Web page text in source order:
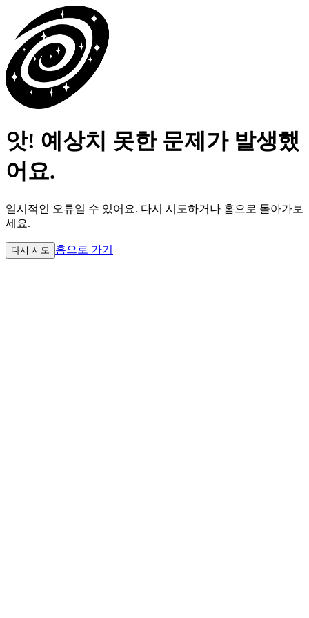
앗! 예상치 못한 문제가 발생했
어요.
일시적인 오류일 수 있어요. 다시 시도하거나 홈으로 돌아가보
세요.
다시 시도 홈으로 가기